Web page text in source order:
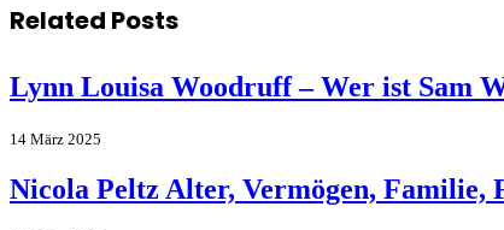
Related Posts
Lynn Louisa Woodruff – Wer ist Sam
14 März 2025
Nicola Peltz Alter, Vermögen, Familie,